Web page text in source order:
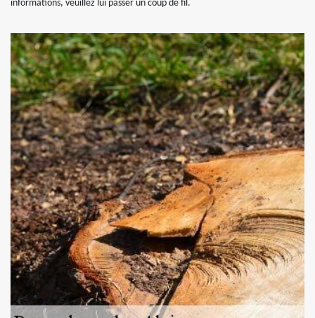
informations, veuillez lui passer un coup de fil.